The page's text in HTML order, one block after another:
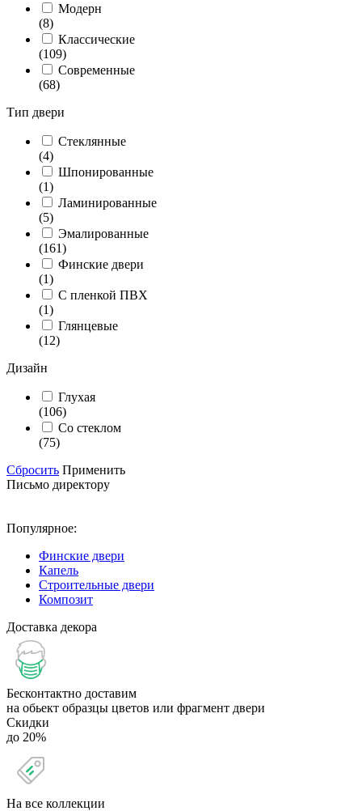
Модерн
(8)
Классические
(109)
Современные
(68)
Тип двери
Стеклянные
(4)
Шпонированные
(1)
Ламинированные
(5)
Эмалированные
(161)
Финские двери
(1)
С пленкой ПВХ
(1)
Глянцевые
(12)
Дизайн
Глухая
(106)
Со стеклом
(75)
Сбросить Применить
Письмо директору
Популярное:
Финские двери
Капель
Строительные двери
Композит
Доставка декора
Бесконтактно доставим
на обьект образцы цветов или фрагмент двери
Скидки
до 20%
На все коллекции